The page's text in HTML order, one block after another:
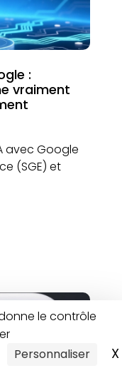
le contrôle
Personnaliser X
:
vraiment
avec Google
(SGE) et